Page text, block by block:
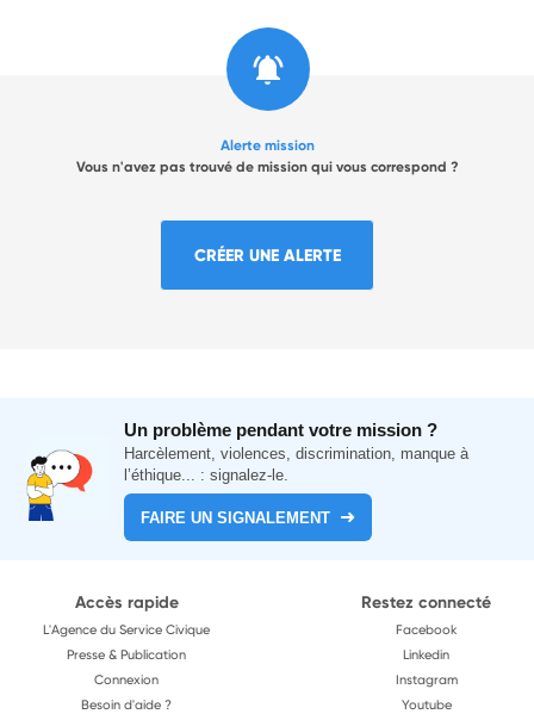
Alerte mission
Vous n'avez pas trouvé de mission qui vous correspond ?
CRÉER UNE ALERTE
Un problème pendant votre mission ?
Harcèlement, violences, discrimination, manque à
l’éthique... : signalez-le.
FAIRE UN SIGNALEMENT
Accès rapide
L'Agence du Service Civique
Presse & Publication
Connexion
Besoin d'aide ?
Restez connecté
Facebook
Linkedin
Instagram
Youtube